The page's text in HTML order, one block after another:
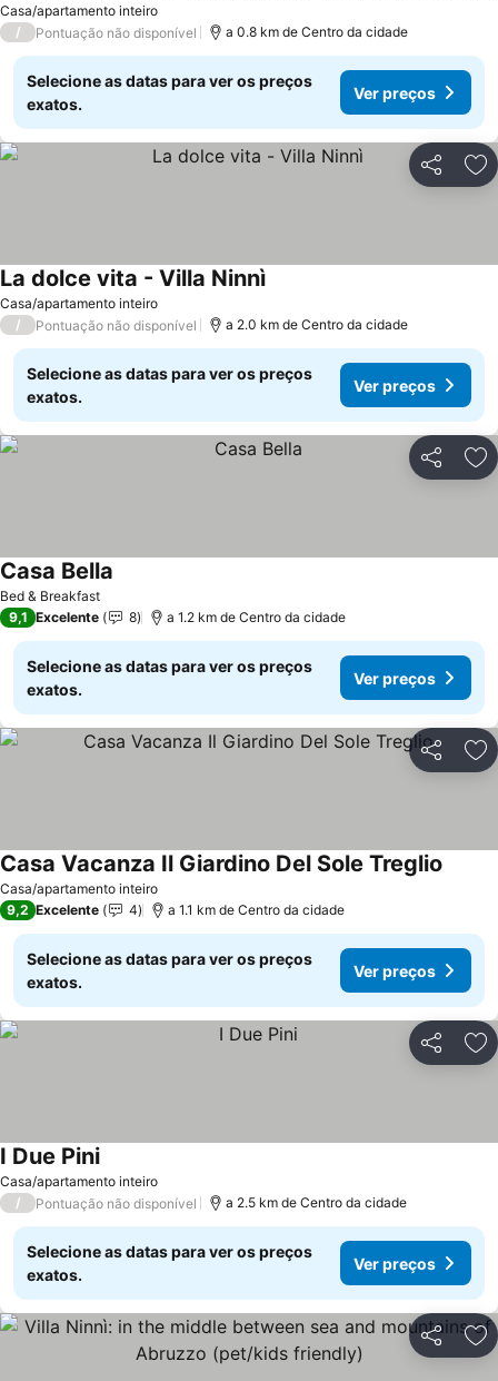
Casa/apartamento inteiro
/ Pontuação não disponível a 0.8 km de Centro da cidade
Selecione as datas para ver os preços
exatos.
Ver preços
Partilhar
Casa/apartamento inteiro
La dolce vita - Villa Ninnì
/ Pontuação não disponível a 2.0 km de Centro da cidade
Selecione as datas para ver os preços
exatos.
Ver preços
Partilhar
Bed & Breakfast
Casa Bella
9,1 Excelente 8 a 1.2 km de Centro da cidade
Selecione as datas para ver os preços
exatos.
Ver preços
Partilhar
Casa/apartamento inteiro
Casa Vacanza Il Giardino Del Sole Treglio
9,2 Excelente 4 a 1.1 km de Centro da cidade
Selecione as datas para ver os preços
exatos.
Ver preços
Partilhar
Casa/apartamento inteiro
I Due Pini
/ Pontuação não disponível a 2.5 km de Centro da cidade
Selecione as datas para ver os preços
exatos.
Ver preços
Partilhar